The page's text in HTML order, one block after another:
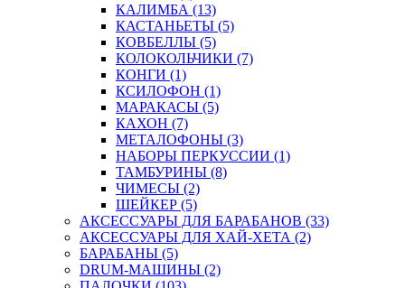
КАЛИМБА (13)
КАСТАНЬЕТЫ (5)
КОВБЕЛЛЫ (5)
КОЛОКОЛЬЧИКИ (7)
КОНГИ (1)
КСИЛОФОН (1)
МАРАКАСЫ (5)
КАХОН (7)
МЕТАЛОФОНЫ (3)
НАБОРЫ ПЕРКУССИИ (1)
ТАМБУРИНЫ (8)
ЧИМЕСЫ (2)
ШЕЙКЕР (5)
АКСЕССУАРЫ ДЛЯ БАРАБАНОВ (33)
АКСЕССУАРЫ ДЛЯ ХАЙ-ХЕТА (2)
БАРАБАНЫ (5)
DRUM-МАШИНЫ (2)